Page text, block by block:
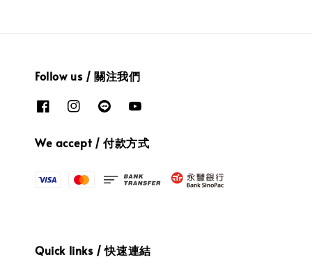
Follow us / 關注我們
We accept / 付款方式
Quick links / 快速連結